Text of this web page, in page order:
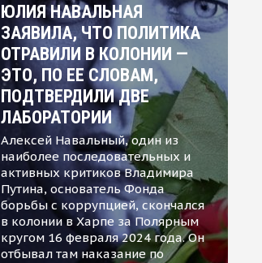
ЮЛИЯ НАВАЛЬНАЯ
ЗАЯВИЛА, ЧТО ПОЛИТИКА
ОТРАВИЛИ В КОЛОНИИ —
ЭТО, ПО ЕЕ СЛОВАМ,
ПОДТВЕРДИЛИ ДВЕ
ЛАБОРАТОРИИ
Алексей Навальный, один из
наиболее последовательных и
активных критиков Владимира
Путина, основатель Фонда
борьбы с коррупцией, скончался
в колонии в Харпе за Полярным
кругом 16 февраля 2024 года. Он
отбывал там наказание по